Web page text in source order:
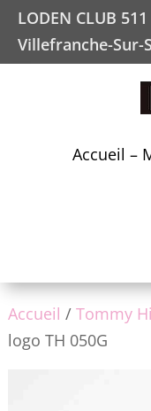
LODEN CLUB
Villefranche-Sur-
Accueil –
Accueil / Tommy
logo TH 050G